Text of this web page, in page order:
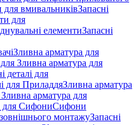
для вмивальниківЗапасні
для
елементиЗапасні
Зливна арматура для
для Зливна арматура для
деталі для
для ПриладдяЗливна арматура
Зливна арматура для
для СифониСифони
монтажуЗапасні